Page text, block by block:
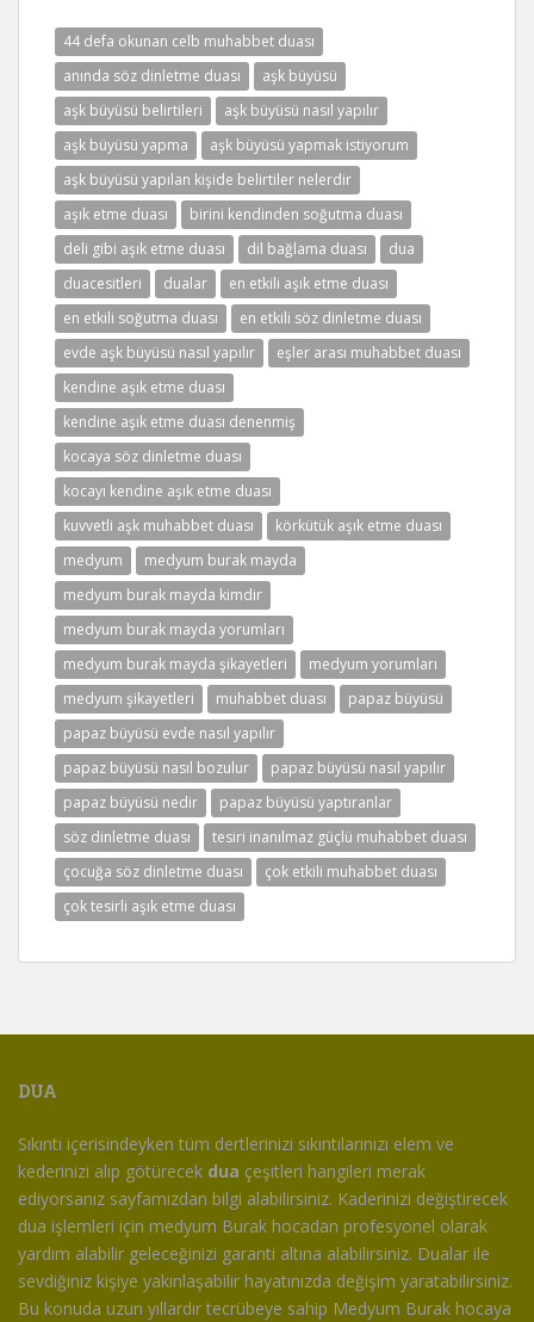
44 defa okunan celb muhabbet duası
anında söz dinletme duası
aşk büyüsü
aşk büyüsü belirtileri
aşk büyüsü nasıl yapılır
aşk büyüsü yapma
aşk büyüsü yapmak istiyorum
aşk büyüsü yapılan kişide belirtiler nelerdir
aşık etme duası
birini kendinden soğutma duası
deli gibi aşık etme duası
dil bağlama duası
dua
duacesitleri
dualar
en etkili aşık etme duası
en etkili soğutma duası
en etkili söz dinletme duası
evde aşk büyüsü nasıl yapılır
eşler arası muhabbet duası
kendine aşık etme duası
kendine aşık etme duası denenmiş
kocaya söz dinletme duası
kocayı kendine aşık etme duası
kuvvetli aşk muhabbet duası
körkütük aşık etme duası
medyum
medyum burak mayda
medyum burak mayda kimdir
medyum burak mayda yorumları
medyum burak mayda şikayetleri
medyum yorumları
medyum şikayetleri
muhabbet duası
papaz büyüsü
papaz büyüsü evde nasıl yapılır
papaz büyüsü nasıl bozulur
papaz büyüsü nasıl yapılır
papaz büyüsü nedir
papaz büyüsü yaptıranlar
söz dinletme duası
tesiri inanılmaz güçlü muhabbet duası
çocuğa söz dinletme duası
çok etkili muhabbet duası
çok tesirli aşık etme duası
DUA
Sıkıntı içerisindeyken tüm dertlerinizi sıkıntılarınızı elem ve
kederinizi alıp götürecek dua çeşitleri hangileri merak
ediyorsanız sayfamızdan bilgi alabilirsiniz. Kaderinizi değiştirecek
dua işlemleri için medyum Burak hocadan profesyonel olarak
yardım alabilir geleceğinizi garanti altına alabilirsiniz. Dualar ile
sevdiğiniz kişiye yakınlaşabilir hayatınızda değişim yaratabilirsiniz.
Bu konuda uzun yıllardır tecrübeye sahip Medyum Burak hocaya